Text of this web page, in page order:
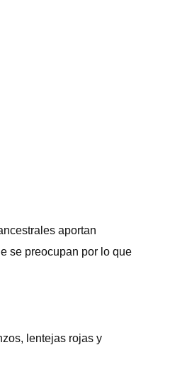
aportan
se preocupan por lo que
lentejas rojas y